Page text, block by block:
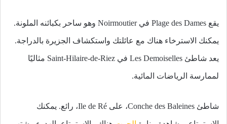
يقع Plage des Dames في Noirmoutier وهو ساحر بكبائنه الملونة.
يمكنك الاسترخاء هناك مع عائلتك واستكشاف الجزيرة بالدراجة.
يعد شاطئ Les Demoiselles في Saint-Hilaire-de-Riez مثاليًا
لممارسة الرياضات المائية.
شاطئ Conche des Baleines، على Ile de Ré، رائع. يمكنك